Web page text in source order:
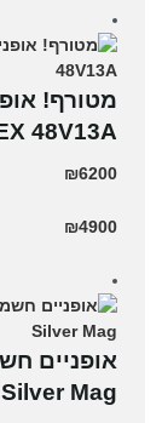
מטורף!
48V13A
₪6200
₪4900
Mag